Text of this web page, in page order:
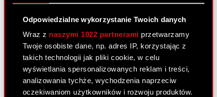
Odpowiedzialne wykorzystanie Twoich danych
Wraz z naszymi 1022 partnerami przetwarzamy
Twoje osobiste dane, np. adres IP, korzystając z
takich technologii jak pliki cookie, w celu
wyświetlania spersonalizowanych reklam i treści,
analizowania tychże, wychodzenia naprzeciw
oczekiwaniom użytkowników i rozwoju produktów.
Dowiedz się więcej:
thewitcher.com
cyberpunk.net
gear.cdprojektred.com